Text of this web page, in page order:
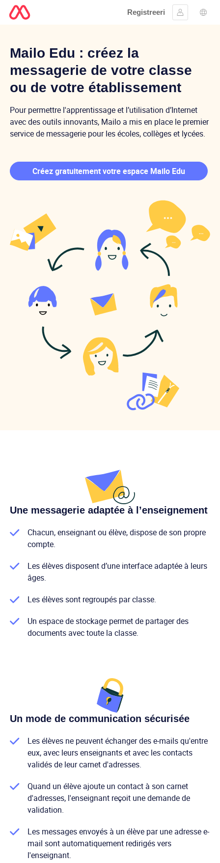
Registreeri
Logi sisse
Mailo Edu : créez la
messagerie de votre classe
ou de votre établissement
Pour permettre l'apprentissage et l’utilisation d’Internet
avec des outils innovants, Mailo a mis en place le premier
service de messagerie pour les écoles, collèges et lycées.
Créez gratuitement votre espace Mailo Edu
Une messagerie adaptée à l’enseignement
Chacun, enseignant ou élève, dispose de son propre
compte.
Les élèves disposent d’une interface adaptée à leurs
âges.
Les élèves sont regroupés par classe.
Un espace de stockage permet de partager des
documents avec toute la classe.
Un mode de communication sécurisée
Les élèves ne peuvent échanger des e-mails qu'entre
eux, avec leurs enseignants et avec les contacts
validés de leur carnet d'adresses.
Quand un élève ajoute un contact à son carnet
d'adresses, l'enseignant reçoit une demande de
validation.
Les messages envoyés à un élève par une adresse e-
mail sont automatiquement redirigés vers
l'enseignant.